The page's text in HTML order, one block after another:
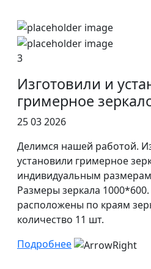
3
Изготовили и
гримерное
25 03 2026
Делимся нашей работой.
установили гримерное
индивидуальным
Размеры зеркала
расположены по краям
количество 11 шт.
Подробнее